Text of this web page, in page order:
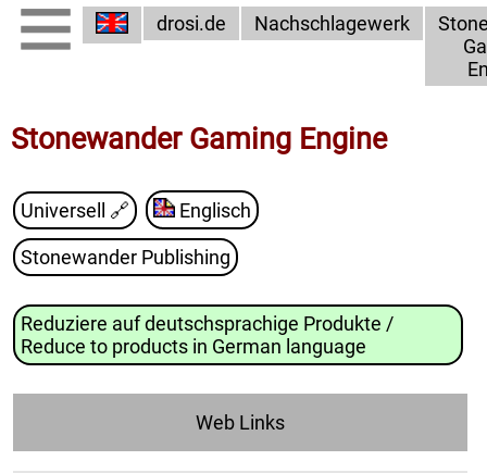
drosi.de Nachschlagewerk
Stonewander Gaming Engine
Universell 🔗 Englisch
Stonewander Publishing
Reduziere auf deutschsprachige Produkte /
Reduce to products in German language
Web Links